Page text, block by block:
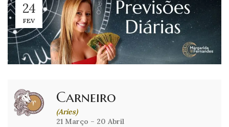
24
FEV
Carneiro
(Aries)
21 Março – 20 Abril